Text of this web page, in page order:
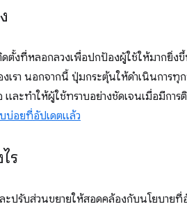
ดตั้งที่หลอกลวงเพื่อปกป้องผู้ใช้ให้มากยิ่
รา นอกจากนี้ ปุ่มกระตุ้นให้ดำเนินการทุ
ละทำให้ผู้ใช้ทราบอย่างชัดเจนเมื่อมีกา
บ่อยที่อัปเดตแล้ว
ร
รับส่วนขยายให้สอดคล้องกับนโยบายที่